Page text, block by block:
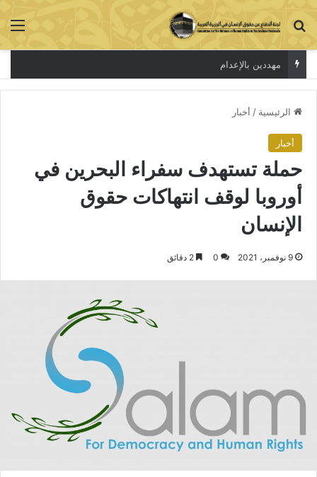
بحث عن
الاعتقال جريمة لا تخفي الحقيقة
الرئيسية / أخبار
أخبار
حملة تستهدف سفراء البحرين في
أوروبا لوقف انتهاكات حقوق
الإنسان
9 نوفمبر، 2021 0